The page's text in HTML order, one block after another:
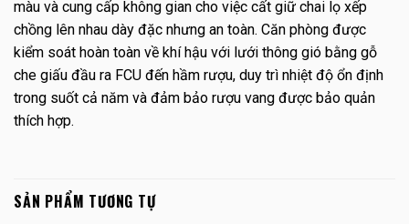
màu và cung cấp không gian cho việc cất giữ chai lọ xếp
chồng lên nhau dày đặc nhưng an toàn. Căn phòng được
kiểm soát hoàn toàn về khí hậu với lưới thông gió bằng gỗ
che giấu đầu ra FCU đến hầm rượu, duy trì nhiệt độ ổn định
trong suốt cả năm và đảm bảo rượu vang được bảo quản
thích hợp.
SẢN PHẨM TƯƠNG TỰ